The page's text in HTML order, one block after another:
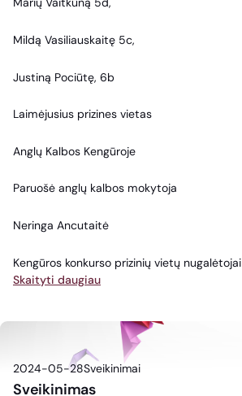
Mildą Vasiliauskaitę 5c,
Justiną Pociūtę, 6b
Laimėjusius prizines vietas
Anglų Kalbos Kengūroje
Paruošė anglų kalbos mokytoja
Neringa Ancutaitė
Kengūros konkurso prizinių vietų nugalėtojai
Skaityti daugiau
2024-05-28Sveikinimai
Sveikinimas